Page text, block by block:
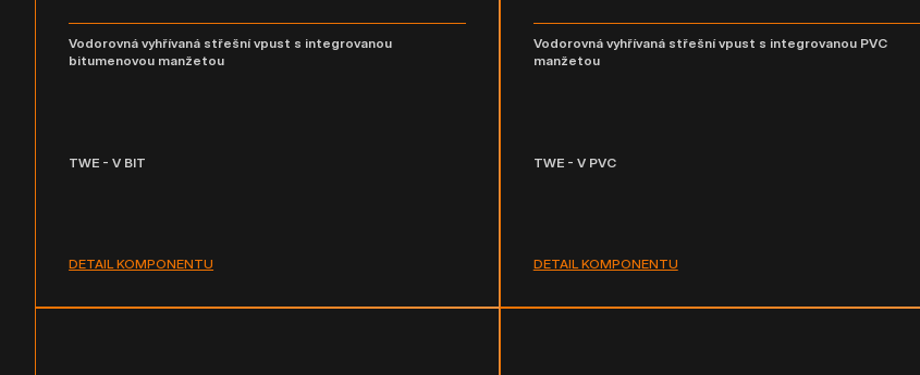
Vodorovná vyhřívaná střešní vpust s integrovanou
bitumenovou manžetou
TWE - V BIT
DETAIL KOMPONENTU
Vodorovná vyhřívaná střešní vpust s integrovanou PVC
manžetou
TWE - V PVC
DETAIL KOMPONENTU